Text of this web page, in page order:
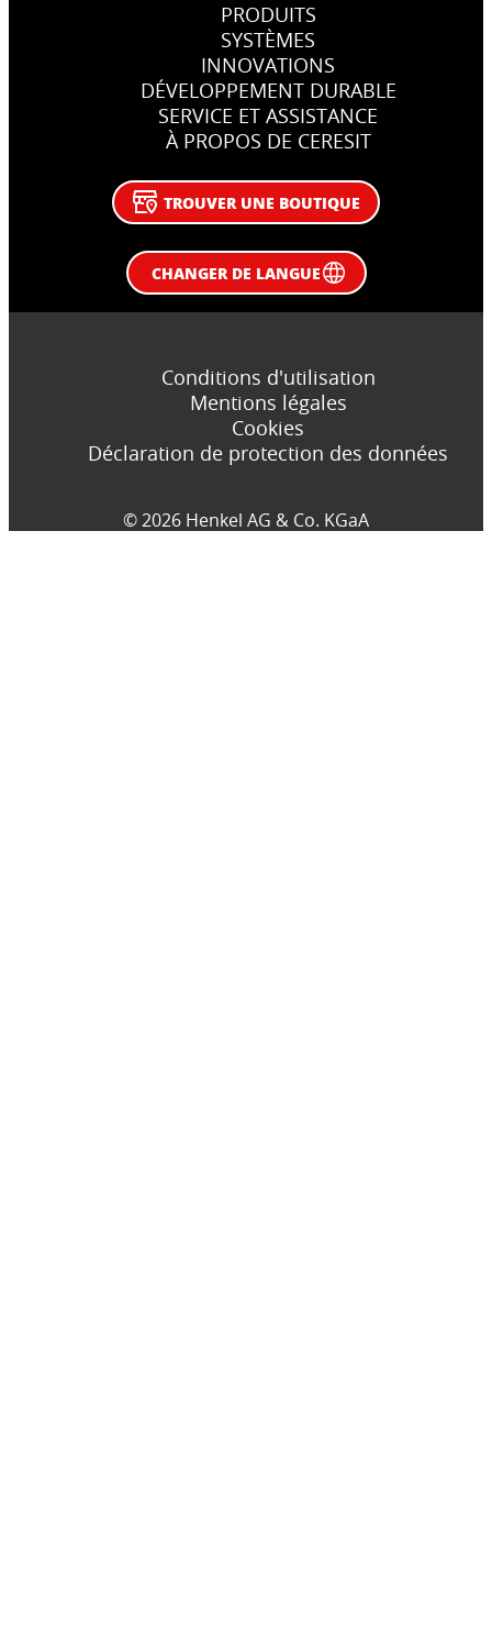
PRODUITS
SYSTÈMES
INNOVATIONS
DÉVELOPPEMENT DURABLE
SERVICE ET ASSISTANCE
À PROPOS DE CERESIT
TROUVER UNE BOUTIQUE
CHANGER DE LANGUE
Conditions d'utilisation
Mentions légales
Cookies
Déclaration de protection des données
© 2026 Henkel AG & Co. KGaA